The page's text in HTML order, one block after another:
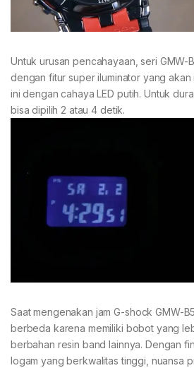
Untuk urusan pencahayaan, seri GMW-
dengan fitur super iluminator yang akan
ini dengan cahaya LED putih. Untuk
bisa dipilih 2 atau 4 detik.
Saat mengenakan jam G-shock GMW-
berbeda karena memiliki bobot yang
berbahan resin band lainnya. Dengan
logam yang berkwalitas tinggi, nuansa